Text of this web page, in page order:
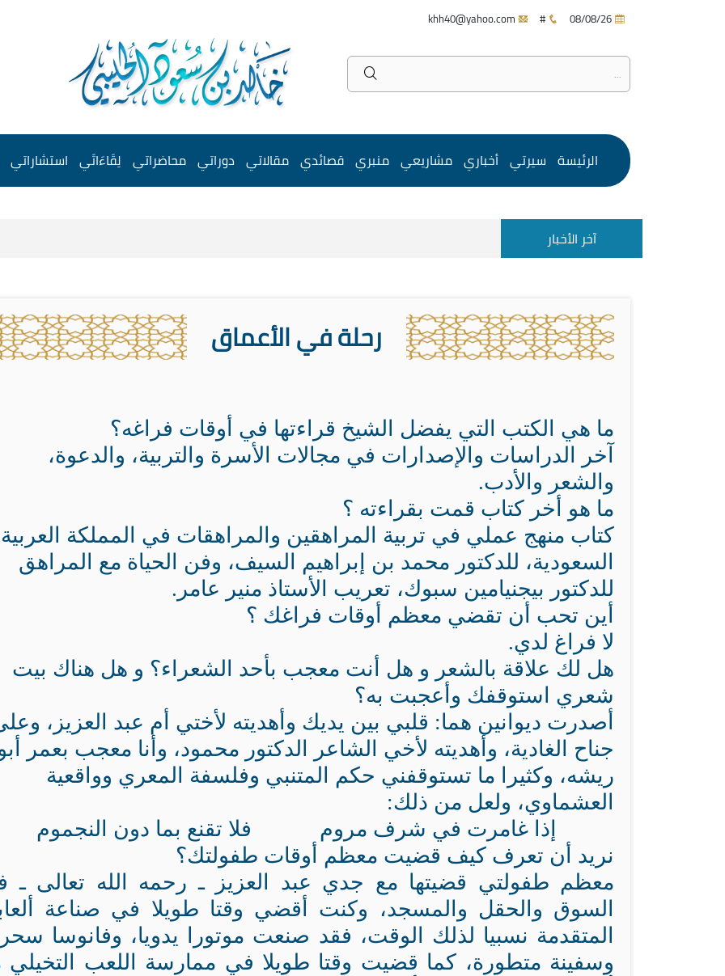
#
الرئيسة سيرتي أخباري مشاريعي منبري قصائدي مقالاتي دوراتي محاضراتي لِقَاءَاتَي استشاراتي
آخر الأخبار
رحلة في الأعماق
ما هي الكتب التي يفضل الشيخ قراءتها في أوقات فراغه؟
آخر الدراسات والإصدارات في مجالات الأسرة والتربية، والدعوة،
والشعر والأدب.
ما هو أخر كتاب قمت بقراءته ؟
كتاب منهج عملي في تربية المراهقين والمراهقات في المملكة العربية
السعودية، للدكتور محمد بن إبراهيم السيف، وفن الحياة مع المراهق
للدكتور بيجنيامين سبوك، تعريب الأستاذ منير عامر.
أين تحب أن تقضي معظم أوقات فراغك ؟
لا فراغ لدي.
هل لك علاقة بالشعر و هل أنت معجب بأحد الشعراء؟ و هل هناك بيت
شعري استوقفك وأعجبت به؟
أصدرت ديوانين هما: قلبي بين يديك وأهديته لأختي أم عبد العزيز،
جناح الغادية، وأهديته لأخي الشاعر الدكتور محمود، وأنا معجب بعمر
ريشه، وكثيرا ما تستوقفني حكم المتنبي وفلسفة المعري وواقعية
العشماوي، ولعل من ذلك:
إذا غامرت في شرف مروم فلا تقنع بما دون النجموم
نريد أن تعرف كيف قضيت معظم أوقات طفولتك؟
معظم طفولتي قضيتها مع جدي عبد العزيز ـ رحمه الله تعالى ـ
السوق والحقل والمسجد، وكنت أقضي وقتا طويلا في صناعة
المتقدمة نسبيا لذلك الوقت، فقد صنعت موتورا يدويا، وفانوسا
وسفينة متطورة، كما قضيت وقتا طويلا في ممارسة اللعب التخيلي